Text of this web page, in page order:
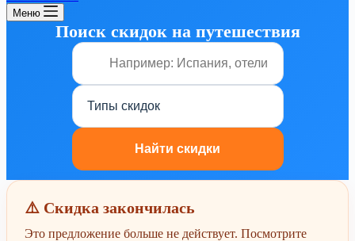
Меню
Поиск скидок на путешествия
⚠️ Скидка закончилась
Это предложение больше не действует. Посмотрите